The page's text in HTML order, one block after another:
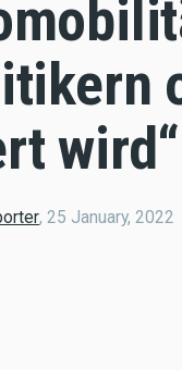
wird“
, 25 January, 2022